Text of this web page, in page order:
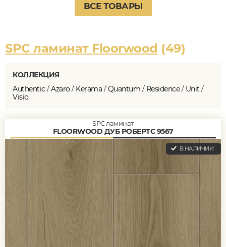
ВСЕ ТОВАРЫ
SPC ламинат Floorwood (49)
КОЛЛЕКЦИЯ
Authentic/Azaro / Kerama /Quantum / Residence/ Unit /
Visio
SPC ламинат
FLOORWOOD ДУБ РОБЕРТС 9567
В НАЛИЧИИ